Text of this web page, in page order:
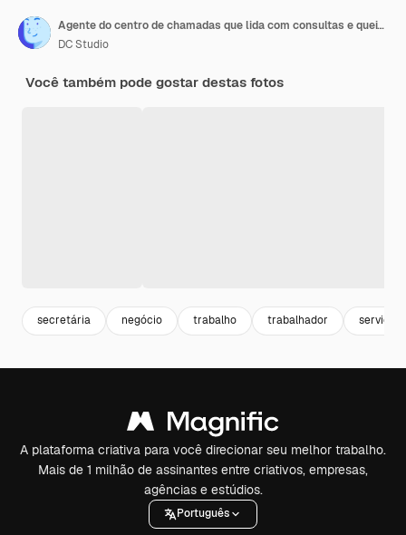
Agente do centro de chamadas que lida com consultas e queixas dos clientes
DC Studio
Você também pode gostar destas fotos
secretária negócio trabalho trabalhador serviço
A plataforma criativa para você direcionar seu melhor trabalho.
Mais de 1 milhão de assinantes entre criativos, empresas,
agências e estúdios.
Português